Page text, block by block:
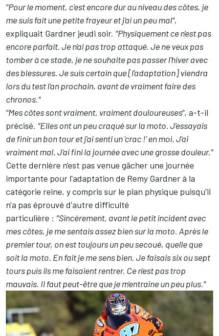
"Pour le moment, c'est encore dur au niveau des côtes, je
me suis fait une petite frayeur et j'ai un peu mal",
expliquait Gardner jeudi soir. "Physiquement ce n'est pas
encore parfait. Je n'ai pas trop attaqué. Je ne veux pas
tomber à ce stade, je ne souhaite pas passer l'hiver avec
des blessures. Je suis certain que [l'adaptation] viendra
lors du test l'an prochain, avant de vraiment faire des
chronos."
"Mes côtes sont vraiment, vraiment douloureuses", a-t-il
précisé. "Elles ont un peu craqué sur la moto. J'essayais
de finir un bon tour et j'ai senti un 'crac !' en moi. J'ai
vraiment mal. J'ai fini la journée avec une grosse douleur."
Cette dernière n'est pas venue gâcher une journée
importante pour l'adaptation de Remy Gardner à la
catégorie reine, y compris sur le plan physique puisqu'il
n'a pas éprouvé d'autre difficulté
particulière : "Sincèrement, avant le petit incident avec
mes côtes, je me sentais assez bien sur la moto. Après le
premier tour, on est toujours un peu secoué, quelle que
soit la moto. En fait je me sens bien. Je faisais six ou sept
tours puis ils me faisaient rentrer. Ce n'est pas trop
mauvais. Il faut peut-être que je m'entraîne un peu plus."